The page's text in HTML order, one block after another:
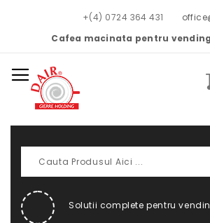
+(4) 0724 364 431
Cafea macinata pentru vending
Solutii complete pentru